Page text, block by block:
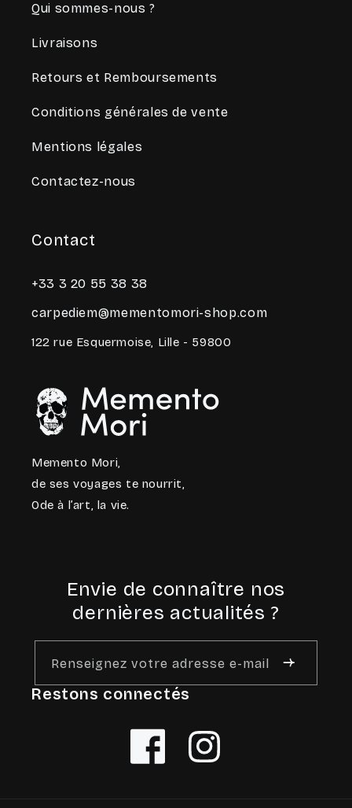
Qui sommes-nous ?
Livraisons
Retours et Remboursements
Conditions générales de vente
Mentions légales
Contactez-nous
Contact
+33 3 20 55 38 38
carpediem@mementomori-shop.com
122 rue Esquermoise, Lille - 59800
Memento Mori,
de ses voyages te nourrit,
Ode à l’art, la vie.
Envie de connaître nos
dernières actualités ?
Renseignez votre adresse e-mail
Restons connectés
Facebook Instagram